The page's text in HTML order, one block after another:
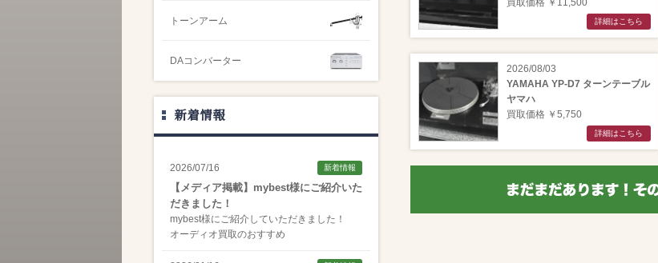
買取価格 ￥11,500
詳細はこちら
2026/08/03
YAMAHA YP-D7 ターンテーブル
ヤマハ
買取価格 ￥5,750
詳細はこちら
トーンアーム
DAコンバーター
新着情報
2026/07/16 新着情報
【メディア掲載】mybest様にご紹介いた
だきました！
mybest様にご紹介していただきました！
オーディオ買取のおすすめ